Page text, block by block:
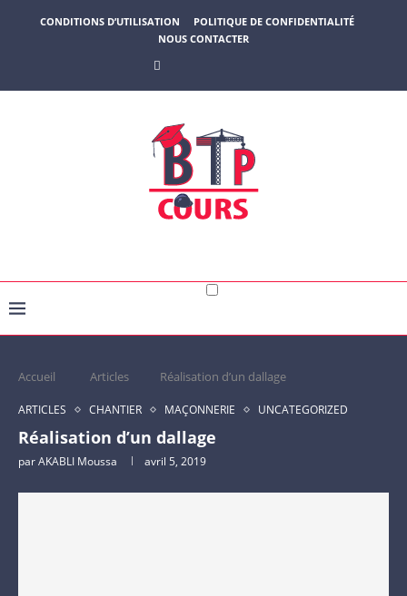
CONDITIONS D’UTILISATION
POLITIQUE DE CONFIDENTIALITÉ
NOUS CONTACTER
Accueil Articles Réalisation d’un dallage
ARTICLES CHANTIER MAÇONNERIE UNCATEGORIZED
Réalisation d’un dallage
parAKABLI Moussa avril 5, 2019